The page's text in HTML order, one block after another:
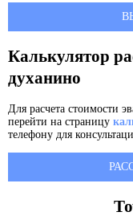
Калькулятор
духанино
Для расчета стоимости
перейти на страницу
телефону для